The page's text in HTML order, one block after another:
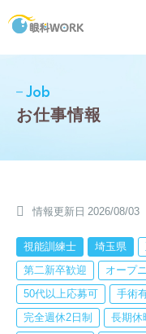
Job
お仕事情報
情報更新日 2026/08/03
視能訓練士 埼玉県
第二新卒歓迎
オープ
50代以上応募可
手術
完全週休2日制
長期休